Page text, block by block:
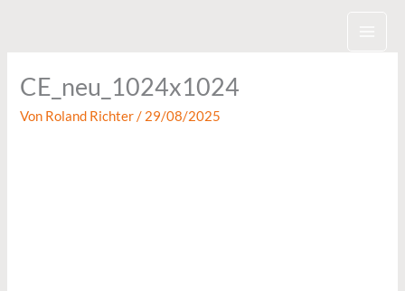
CE_neu_1024x1024
Von Roland Richter/ 29/08/2025